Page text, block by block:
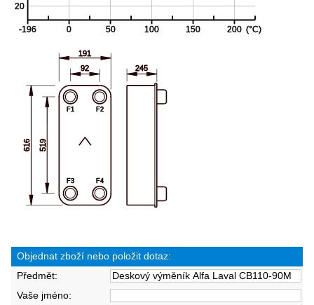
Objednat zboží nebo položit dotaz:
Předmět:
Vaše jméno: